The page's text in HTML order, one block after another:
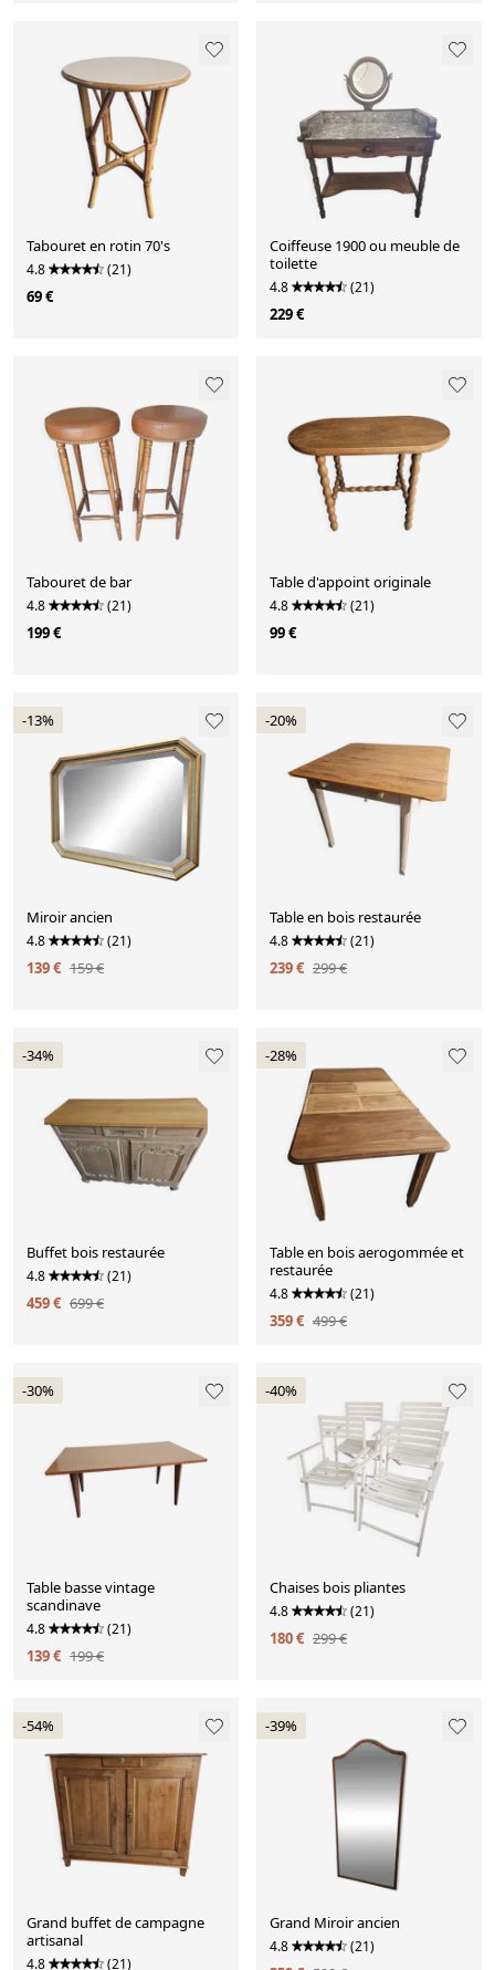
Tabouret en rotin 70's
4.8 (21)
69 €
Coiffeuse 1900 ou meuble de
toilette
4.8 (21)
229 €
Tabouret de bar
4.8 (21)
199 €
Table d'appoint originale
4.8 (21)
99 €
-13%
Miroir ancien
4.8 (21)
139 € 159 €
-20%
Table en bois restaurée
4.8 (21)
239 € 299 €
-34%
Buffet bois restaurée
4.8 (21)
459 € 699 €
-28%
Table en bois aerogommée et
restaurée
4.8 (21)
359 € 499 €
-30%
Table basse vintage
scandinave
4.8 (21)
139 € 199 €
-40%
Chaises bois pliantes
4.8 (21)
180 € 299 €
-54%
Grand buffet de campagne
artisanal
4.8 (21)
-39%
Grand Miroir ancien
4.8 (21)